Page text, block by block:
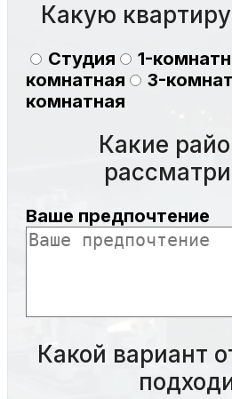
Какую
Студия 1-
комнатная
3-
комнатная
Какие
Ваше предпочтение
Какой вариант